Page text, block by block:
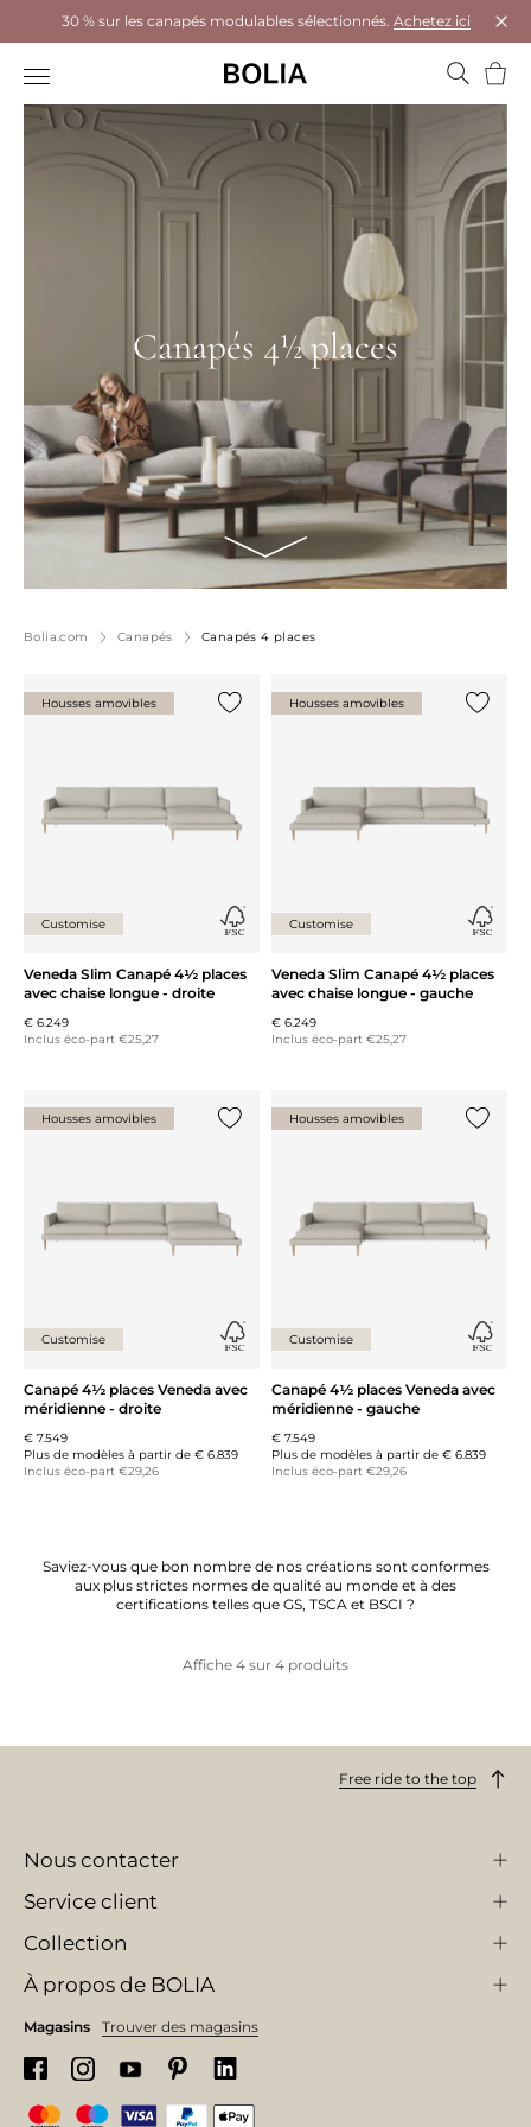
30 % sur les canapés modulables sélectionnés. Achetez ici
Canapés 4½ places
Bolia.com Canapés Canapés 4 places
Housses amovibles
Customise
Veneda Slim Canapé 4½ places
avec chaise longue - droite
€ 6.249
Inclus éco-part €25,27
Housses amovibles
Customise
Veneda Slim Canapé 4½ places
avec chaise longue - gauche
€ 6.249
Inclus éco-part €25,27
Housses amovibles
Customise
Canapé 4½ places Veneda avec
méridienne - droite
€ 7.549
Plus de modèles à partir de € 6.839
Inclus éco-part €29,26
Housses amovibles
Customise
Canapé 4½ places Veneda avec
méridienne - gauche
€ 7.549
Plus de modèles à partir de € 6.839
Inclus éco-part €29,26
Saviez-vous que bon nombre de nos créations sont conformes
aux plus strictes normes de qualité au monde et à des
certifications telles que GS, TSCA et BSCI ?
Affiche 4 sur 4 produits
Free ride to the top
Nous contacter
Service client
Collection
À propos de BOLIA
Magasins Trouver des magasins